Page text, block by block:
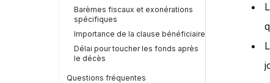
Barèmes fiscaux et exonérations
spécifiques
Importance de la clause bénéficiaire
Délai pour toucher les fonds après
le décès
Questions fréquentes